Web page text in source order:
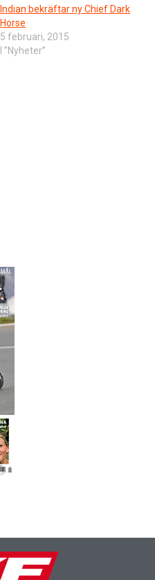
Indian bekräftar ny Chief Dark
Horse
5 februari, 2015
I ”Nyheter”